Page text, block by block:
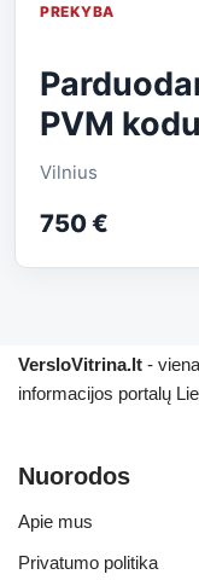
PREKYBA
PVM kodu
Vilnius
750 €
VersloVitrina.lt -
informacijos portalų
Nuorodos
Apie mus
Privatumo politika